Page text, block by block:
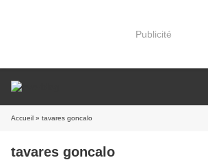
Publicité
Accueil » tavares goncalo
tavares goncalo